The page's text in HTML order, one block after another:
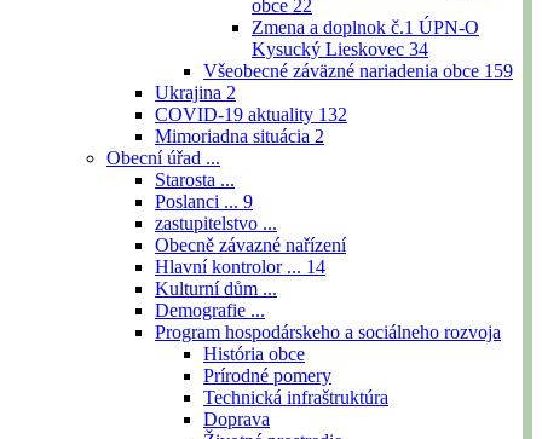
obce 22
Zmena a doplnok č.1 ÚPN-O
Kysucký Lieskovec 34
Všeobecné záväzné nariadenia obce 159
Ukrajina 2
COVID-19 aktuality 132
Mimoriadna situácia 2
Obecní úřad ...
Starosta ...
Poslanci ... 9
zastupitelstvo ...
Obecně závazné nařízení
Hlavní kontrolor ... 14
Kulturní dům ...
Demografie ...
Program hospodárskeho a sociálneho rozvoja
História obce
Prírodné pomery
Technická infraštruktúra
Doprava